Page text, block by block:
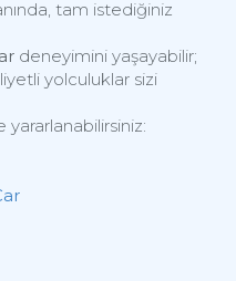
tam istediğiniz
deneyimini yaşayabilir;
yolculuklar sizi